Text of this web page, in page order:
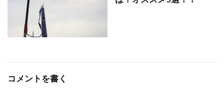
コメントを書く